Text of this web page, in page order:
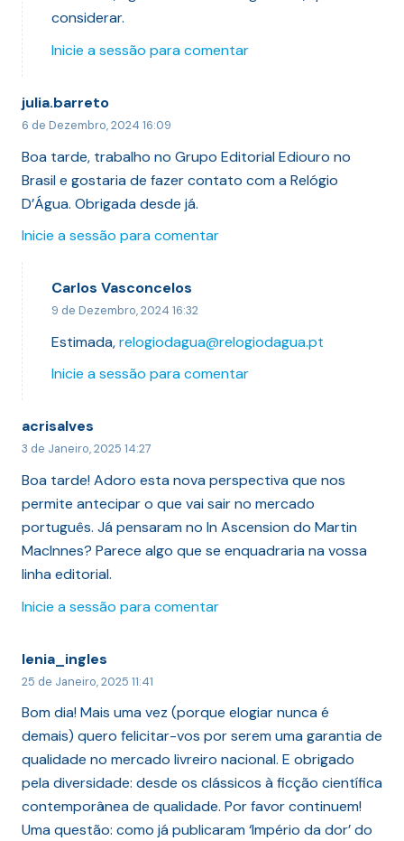
considerar.
Inicie a sessão para comentar
julia.barreto
6 de Dezembro, 2024 16:09
Boa tarde, trabalho no Grupo Editorial Ediouro no
Brasil e gostaria de fazer contato com a Relógio
D’Água. Obrigada desde já.
Inicie a sessão para comentar
Carlos Vasconcelos
9 de Dezembro, 2024 16:32
Estimada,relogiodagua@relogiodagua.pt
Inicie a sessão para comentar
acrisalves
3 de Janeiro, 2025 14:27
Boa tarde! Adoro esta nova perspectiva que nos
permite antecipar o que vai sair no mercado
português. Já pensaram no In Ascension do Martin
MacInnes? Parece algo que se enquadraria na vossa
linha editorial.
Inicie a sessão para comentar
lenia_ingles
25 de Janeiro, 2025 11:41
Bom dia! Mais uma vez (porque elogiar nunca é
demais) quero felicitar-vos por serem uma garantia de
qualidade no mercado livreiro nacional. E obrigado
pela diversidade: desde os clássicos à ficção científica
contemporânea de qualidade. Por favor continuem!
Uma questão: como já publicaram ‘Império da dor’ do